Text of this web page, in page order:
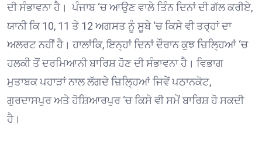
ਦੀ ਸੰਭਾਵਨਾ ਹੈ। ਪੰਜਾਬ ‘ਚ ਆਉਣ ਵਾਲੇ ਤਿੰਨ ਦਿਨਾਂ ਦੀ ਗੱਲ ਕਰੀਏ,
ਯਾਨੀ ਕਿ 10, 11 ਤੇ 12 ਅਗਸਤ ਨੂੰ ਸੂਬੇ ‘ਚ ਕਿਸੇ ਵੀ ਤਰ੍ਹਾਂ ਦਾ
ਅਲਰਟ ਨਹੀਂ ਹੈ। ਹਾਲਾਂਕਿ, ਇਨ੍ਹਾਂ ਦਿਨਾਂ ਦੌਰਾਨ ਕੁਝ ਜ਼ਿਲ੍ਹਿਆਂ ‘ਚ
ਹਲਕੀ ਤੋਂ ਦਰਮਿਆਨੀ ਬਾਰਿਸ਼ ਹੋਣ ਦੀ ਸੰਭਾਵਨਾ ਹੈ। ਵਿਭਾਗ
ਮੁਤਾਬਕ ਪਹਾੜਾਂ ਨਾਲ ਲੱਗਦੇ ਜ਼ਿਲ੍ਹਿਆਂ ਜਿਵੇਂ ਪਠਾਨਕੋਟ,
ਗੁਰਦਾਸਪੁਰ ਅਤੇ ਹੋਸ਼ਿਆਰਪੁਰ ‘ਚ ਕਿਸੇ ਵੀ ਸਮੇਂ ਬਾਰਿਸ਼ ਹੋ ਸਕਦੀ
ਹੈ।